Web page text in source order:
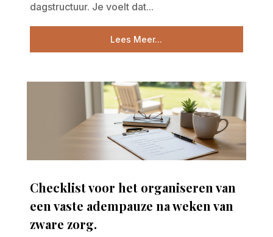
dagstructuur. Je voelt dat...
Lees Meer...
Checklist voor het organiseren van
een vaste adempauze na weken van
zware zorg.